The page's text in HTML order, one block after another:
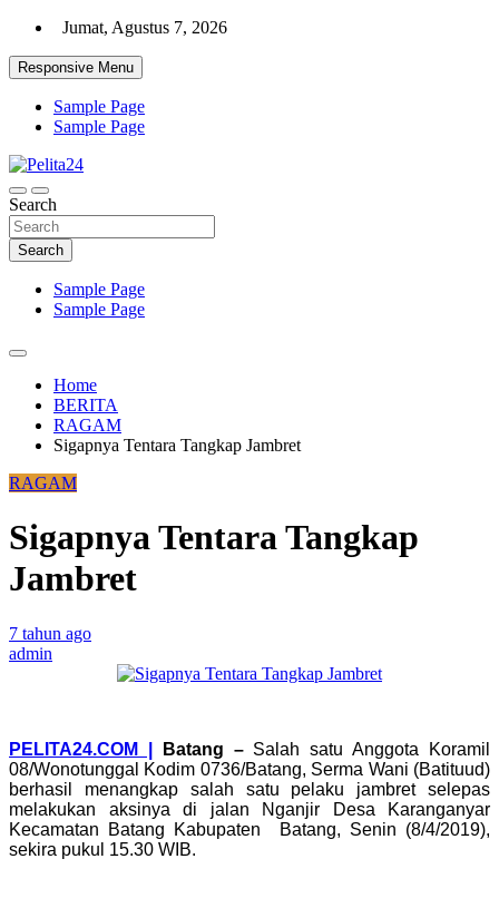
Skip
content
Jumat, Agustus 7, 2026
Responsive Menu
Sample Page
Sample Page
Pelita24
Aktual, Mendalam dan Terpercaya
Search
Search
Sample Page
Sample Page
Home
BERITA
RAGAM
Sigapnya Tentara Tangkap Jambret
RAGAM
Sigapnya Tentara Tangkap
Jambret
7 tahun ago
admin
PELITA24.COM | Batang – Salah satu Anggota Koramil
08/Wonotunggal Kodim 0736/Batang, Serma Wani (Batituud)
berhasil menangkap salah satu pelaku jambret selepas
melakukan aksinya di jalan Nganjir Desa Karanganyar
Kecamatan Batang Kabupaten Batang, Senin (8/4/2019),
sekira pukul 15.30 WIB.